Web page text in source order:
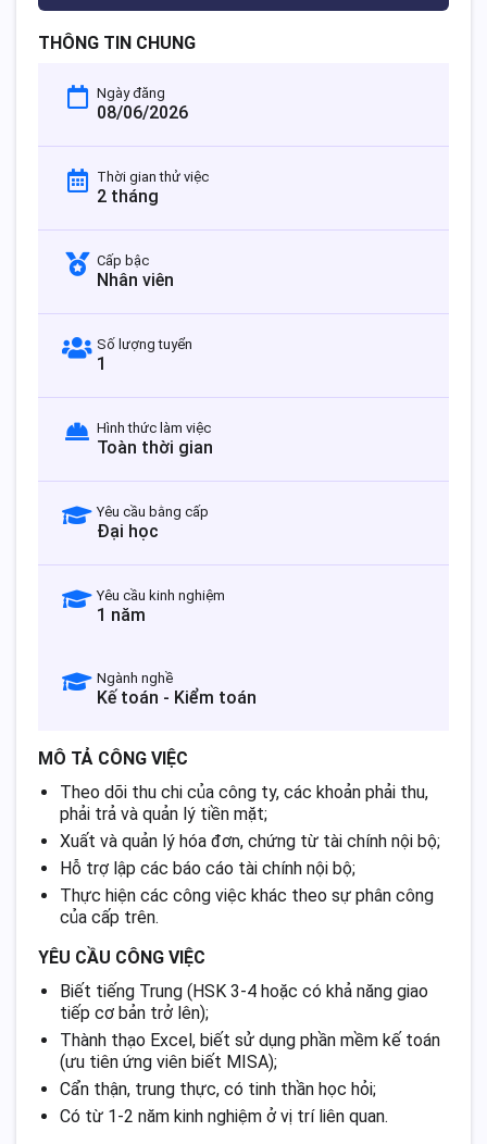
THÔNG TIN CHUNG
Ngày đăng
08/06/2026
Thời gian thử việc
2 tháng
Cấp bậc
Nhân viên
Số lượng tuyển
1
Hình thức làm việc
Toàn thời gian
Yêu cầu bằng cấp
Đại học
Yêu cầu kinh nghiệm
1 năm
Ngành nghề
Kế toán - Kiểm toán
MÔ TẢ CÔNG VIỆC
Theo dõi thu chi của công ty, các khoản phải thu,
phải trả và quản lý tiền mặt;
Xuất và quản lý hóa đơn, chứng từ tài chính nội bộ;
Hỗ trợ lập các báo cáo tài chính nội bộ;
Thực hiện các công việc khác theo sự phân công
của cấp trên.
YÊU CẦU CÔNG VIỆC
Biết tiếng Trung (HSK 3-4 hoặc có khả năng giao
tiếp cơ bản trở lên);
Thành thạo Excel, biết sử dụng phần mềm kế toán
(ưu tiên ứng viên biết MISA);
Cẩn thận, trung thực, có tinh thần học hỏi;
Có từ 1-2 năm kinh nghiệm ở vị trí liên quan.